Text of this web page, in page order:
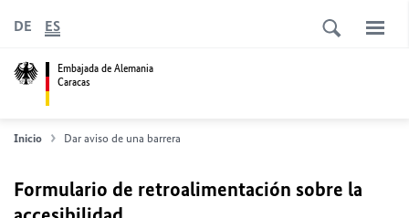
Embajada de Alemania
Caracas
DE ES
Inicio Dar aviso de una barrera
Formulario de retroalimentación sobre la